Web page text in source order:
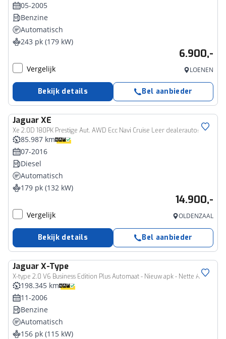
05-2005
Benzine
Automatisch
243 pk (179 kW)
6.900,-
Vergelijk LOENEN
Bekijk details Bel aanbieder
JaguarXE
Xe 2.0D 180PK Prestige Aut. AWD Ecc Navi Cruise Leer dealerauto!
85.987 km
07-2016
Diesel
Automatisch
179 pk (132 kW)
14.900,-
Vergelijk OLDENZAAL
Bekijk details Bel aanbieder
JaguarX-Type
X-type 2.0 V6 Business Edition Plus Automaat - Nieuw apk - Nette Auto
198.345 km
11-2006
Benzine
Automatisch
156 pk (115 kW)